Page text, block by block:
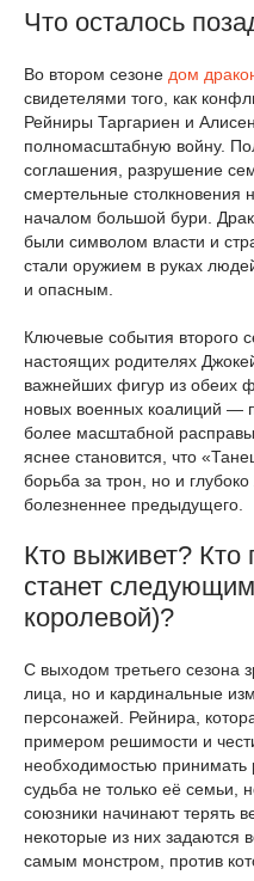
Что осталось
Во втором сезоне дом
свидетелями того, как
Рейниры Таргариен и
полномасштабную войну.
соглашения, разрушение
смертельные столкновения
началом большой бури.
были символом власти и
стали оружием в руках
и опасным.
Ключевые события второго
настоящих родителях
важнейших фигур из обеих
новых военных коалиций —
более масштабной
яснее становится, что
борьба за трон, но и
болезненнее предыдущего.
Кто выживет? Кто
станет
королевой)?
С выходом третьего сезона
лица, но и кардинальные
персонажей. Рейнира,
примером решимости и
необходимостью принимать
судьба не только её семьи,
союзники начинают терять
некоторые из них задаются
самым монстром, против